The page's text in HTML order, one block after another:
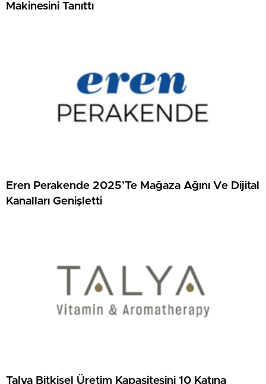
Makinesini Tanıttı
Eren Perakende 2025’Te Mağaza Ağını Ve Dijital
Kanalları Genişletti
Talya Bitkisel Üretim Kapasitesini 10 Katına